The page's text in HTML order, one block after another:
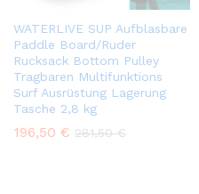
WATERLIVE SUP Aufblasbare
Paddle Board/Ruder
Rucksack Bottom Pulley
Tragbaren Multifunktions
Surf Ausrüstung Lagerung
Tasche 2,8 kg
196,50 € 281,50€